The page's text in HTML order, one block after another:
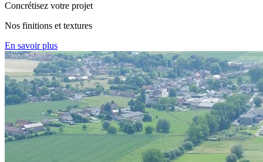
Concrétisez votre projet
Nos finitions et textures
En savoir plus